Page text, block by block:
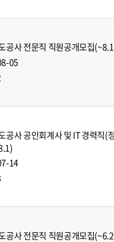
공사 전문직 직원공개모집
05
공사 공인회계사 및 IT 경력직(
14
공사 전문직 직원공개모집